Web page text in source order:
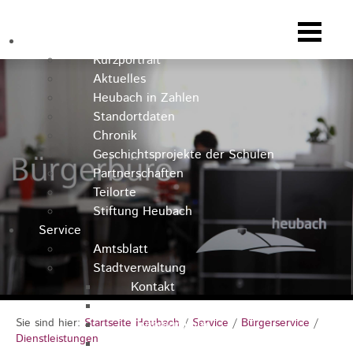
Kurzportrait
Aktuelles
Heubach in Zahlen
Standortdaten
Chronik
Geschichtsprojekte der Schulen
Partnerschaften
Teilorte
Stiftung Heubach
Service
Amtsblatt
Stadtverwaltung
Kontakt
Rathausteam
Organigramm
Sie sind hier: Startseite Heubach / Service / Bürgerservice /
Dienstleistungen